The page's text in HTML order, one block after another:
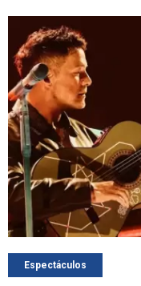
Espectáculos